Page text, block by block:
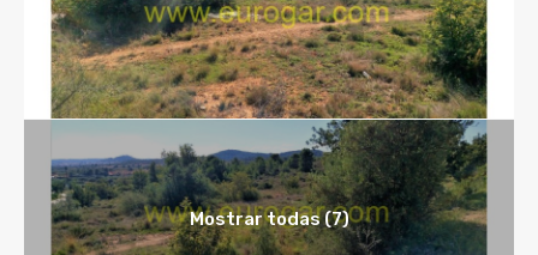
Mostrar todas (7)